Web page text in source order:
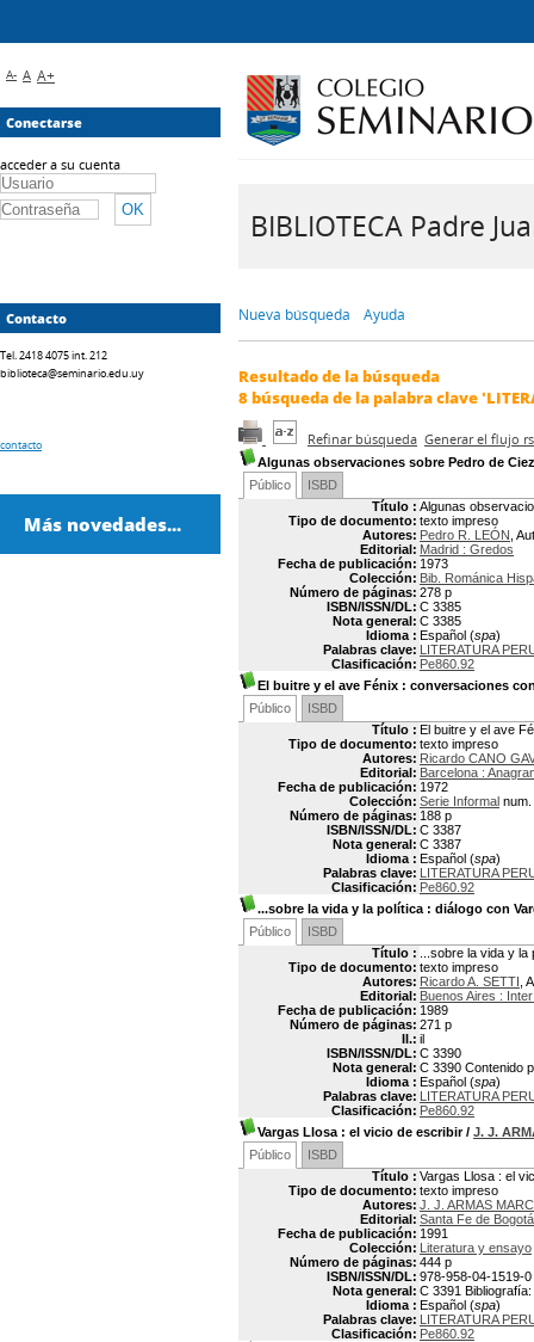
BIBLIOTECA Padre
Nueva búsqueda Ayuda
Resultado de la búsqueda
8búsqueda de la palabra clave
Refinar búsqueda Generar el flujo
Algunas observaciones sobre Pedro de
Público
ISBD
Título : Algunas
Tipo de documento: texto impreso
Autores: Pedro R. LEÓN ,
Editorial: Madrid : Gredos
Fecha de publicación: 1973
Colección: Bib. Románica
Número de páginas: 278 p
ISBN/ISSN/DL: C 3385
Nota general: C 3385
Idioma : Español (spa)
Palabras clave: LITERATURA
Clasificación: Pe860.92
El buitre y el ave Fénix : conversaciones
Público
ISBD
Título : El buitre y el ave
Tipo de documento: texto impreso
Autores: Ricardo CANO
Editorial: Barcelona :
Fecha de publicación: 1972
Colección: Serie Informal num.
Número de páginas: 188 p
ISBN/ISSN/DL: C 3387
Nota general: C 3387
Idioma : Español (spa)
Palabras clave: LITERATURA
Clasificación: Pe860.92
...sobre la vida y la política : diálogo con
Público
ISBD
Título :
...sobre la vida y
Tipo de documento: texto impreso
Autores: Ricardo A. SETTI ,
Editorial: Buenos Aires :
Fecha de publicación: 1989
Número de páginas: 271 p
Il.: il
ISBN/ISSN/DL: C 3390
Nota general: C 3390 Contenido
Idioma : Español (spa)
Palabras clave: LITERATURA
Clasificación: Pe860.92
Vargas Llosa : el vicio de escribir/ J. J.
Público
ISBD
Título : Vargas Llosa : el
Tipo de documento: texto impreso
Autores: J. J. ARMAS
Editorial: Santa Fe de
Fecha de publicación: 1991
Colección: Literatura y ensayo
Número de páginas: 444 p
ISBN/ISSN/DL: 978-958-04-1519-0
Nota general: C 3391
Idioma : Español (spa)
Palabras clave: LITERATURA
Clasificación: Pe860.92
A- A A+
Conectarse
acceder a su cuenta
Contacto
Tel. 2418 4075 int. 212
biblioteca@seminario.edu.uy
contacto
Más novedades...